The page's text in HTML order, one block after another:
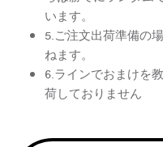
います。
5.ご注文出荷準備の
ねます。
6.ラインでおまけを
荷しておりません